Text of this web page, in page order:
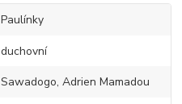
Paulínky
duchovní
Sawadogo, Adrien Mamadou